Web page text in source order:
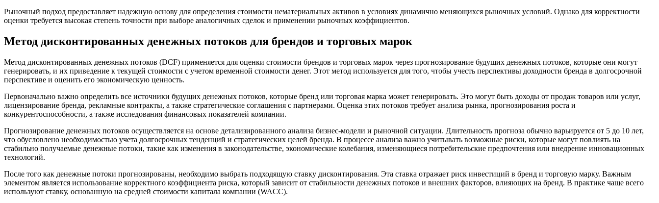
Рыночный подход предоставляет надежную основу для определения стоимости нематериальных активов в условиях динамично меняющихся рыночных условий. Однако для корректности
оценки требуется высокая степень точности при выборе аналогичных сделок и применении рыночных коэффициентов.
Метод дисконтированных денежных потоков для брендов и торговых марок
Метод дисконтированных денежных потоков (DCF) применяется для оценки стоимости брендов и торговых марок через прогнозирование будущих денежных потоков, которые они могут
генерировать, и их приведение к текущей стоимости с учетом временной стоимости денег. Этот метод используется для того, чтобы учесть перспективы доходности бренда в долгосрочной
перспективе и оценить его экономическую ценность.
Первоначально важно определить все источники будущих денежных потоков, которые бренд или торговая марка может генерировать. Это могут быть доходы от продаж товаров или услуг,
лицензирование бренда, рекламные контракты, а также стратегические соглашения с партнерами. Оценка этих потоков требует анализа рынка, прогнозирования роста и
конкурентоспособности, а также исследования финансовых показателей компании.
Прогнозирование денежных потоков осуществляется на основе детализированного анализа бизнес-модели и рыночной ситуации. Длительность прогноза обычно варьируется от 5 до 10 лет,
что обусловлено необходимостью учета долгосрочных тенденций и стратегических целей бренда. В процессе анализа важно учитывать возможные риски, которые могут повлиять на
стабильно получаемые денежные потоки, такие как изменения в законодательстве, экономические колебания, изменяющиеся потребительские предпочтения или внедрение инновационных
технологий.
После того как денежные потоки прогнозированы, необходимо выбрать подходящую ставку дисконтирования. Эта ставка отражает риск инвестиций в бренд и торговую марку. Важным
элементом является использование корректного коэффициента риска, который зависит от стабильности денежных потоков и внешних факторов, влияющих на бренд. В практике чаще всего
используют ставку, основанную на средней стоимости капитала компании (WACC).